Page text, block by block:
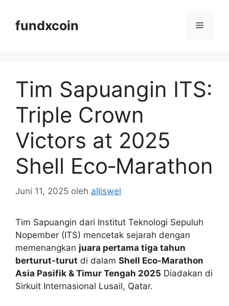
fundxcoin Menu
Tim Sapuangin ITS:
Triple Crown
Victors at 2025
Shell Eco‑Marathon
Juni 11, 2025 oleh alliswel
Tim Sapuangin dari Institut Teknologi Sepuluh
Nopember (ITS) mencetak sejarah dengan
memenangkan juara pertama tiga tahun
berturut-turut di dalam Shell Eco-Marathon
Asia Pasifik & Timur Tengah 2025 Diadakan di
Sirkuit Internasional Lusail, Qatar.